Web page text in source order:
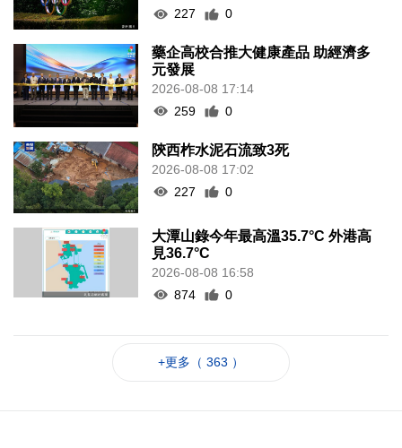
227
0
藥企高校合推大健康產品 助經濟多
元發展
2026-08-08 17:14
259
0
陝西柞水泥石流致3死
2026-08-08 17:02
227
0
大潭山錄今年最高溫35.7°C 外港高
見36.7°C
2026-08-08 16:58
874
0
+更多（ 363 ）